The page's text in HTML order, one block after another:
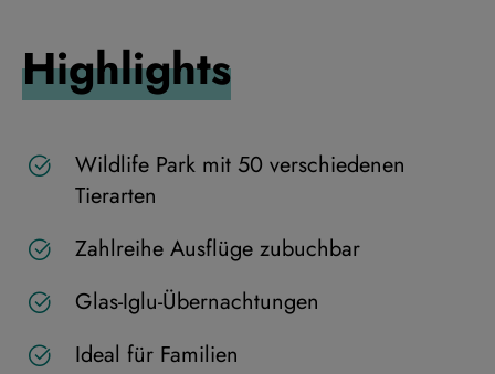
Highlights
Wildlife Park mit 50 verschiedenen
Tierarten
Zahlreihe Ausflüge zubuchbar
Glas-Iglu-Übernachtungen
Ideal für Familien